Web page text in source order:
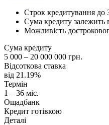
Строк кредитування до
Сума кредиту залежить
Можливість
Сума кредиту
5 000 – 20 000 000 грн.
Відсоткова ставка
від 21.19%
Термін
1 – 36 міс.
Ощадбанк
Кредит готівкою
Деталі